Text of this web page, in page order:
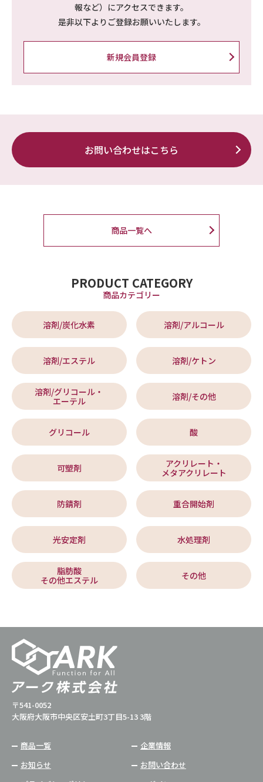
報など）にアクセスできます。
是非以下よりご登録お願いいたします。
新規会員登録
お問い合わせはこちら
商品一覧へ
PRODUCT CATEGORY
商品カテゴリー
溶剤/炭化水素 溶剤/アルコール
溶剤/エステル 溶剤/ケトン
溶剤/グリコール・
エーテル
溶剤/その他
グリコール 酸
可塑剤
アクリレート・
メタアクリレート
防錆剤 重合開始剤
光安定剤 水処理剤
脂肪酸
その他エステル
その他
〒541-0052
大阪府大阪市中央区安土町3丁目5-13 3階
商品一覧
企業情報
お知らせ
お問い合わせ